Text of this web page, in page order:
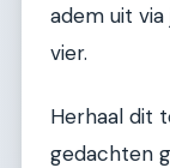
adem uit
vier.
Herhaal dit
gedachten